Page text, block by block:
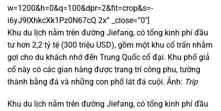
w=1200&h=0&q=100&dpr=2&fit=crop&s=-
i6yJ9lXhkcXk1Pz0N67cQ 2x” _close=”0″]
Khu du lịch nằm trên đường Jiefang, có tổng kinh phí đầu
tư hơn 2,2 tỷ tệ (300 triệu USD), gồm một khu cổ trấn nhằm
gợi cho du khách nhớ đến Trung Quốc cổ đại. Khu phố giả
cổ này có các gian hàng được trang trí công phu, tường
thành bằng đá và những con phố lát đá cuội. Ảnh: Trip
Khu du lịch nằm trên đường Jiefang, có tổng kinh phí đầu